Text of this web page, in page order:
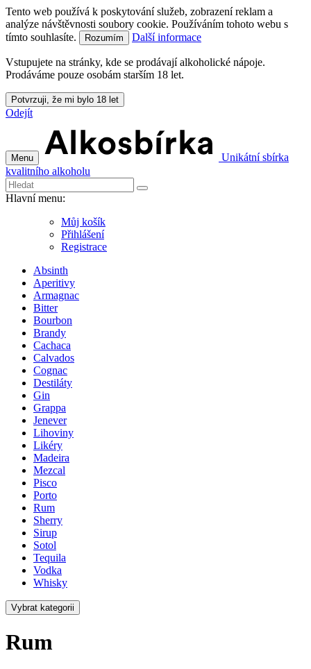
Tento web používá k poskytování služeb, zobrazení reklam a
analýze návštěvnosti soubory cookie. Používáním tohoto webu s
tímto souhlasíte.
Rozumím Další informace
Vstupujete na stránky, kde se prodávají alkoholické nápoje.
Prodáváme pouze osobám starším 18 let.
Potvrzuji, že mi bylo 18 let
Odejít
Menu
Unikátní sbírka
kvalitního alkoholu
Hlavní menu:
Můj košík
Přihlášení
Registrace
Absinth
Aperitivy
Armagnac
Bitter
Bourbon
Brandy
Cachaca
Calvados
Cognac
Destiláty
Gin
Grappa
Jenever
Lihoviny
Likéry
Madeira
Mezcal
Pisco
Porto
Rum
Sherry
Sirup
Sotol
Tequila
Vodka
Whisky
Vybrat kategorii
Rum